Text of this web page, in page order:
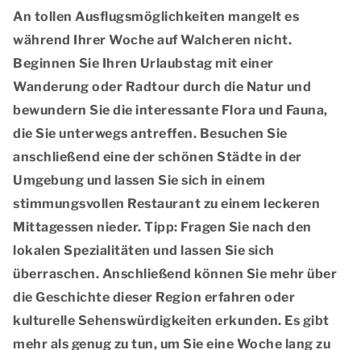
An tollen Ausflugsmöglichkeiten mangelt es
während Ihrer Woche auf Walcheren nicht.
Beginnen Sie Ihren Urlaubstag mit einer
Wanderung oder Radtour durch die Natur und
bewundern Sie die interessante Flora und Fauna,
die Sie unterwegs antreffen. Besuchen Sie
anschließend eine der schönen Städte in der
Umgebung und lassen Sie sich in einem
stimmungsvollen Restaurant zu einem leckeren
Mittagessen nieder. Tipp: Fragen Sie nach den
lokalen Spezialitäten und lassen Sie sich
überraschen. Anschließend können Sie mehr über
die Geschichte dieser Region erfahren oder
kulturelle Sehenswürdigkeiten erkunden. Es gibt
mehr als genug zu tun, um Sie eine Woche lang zu